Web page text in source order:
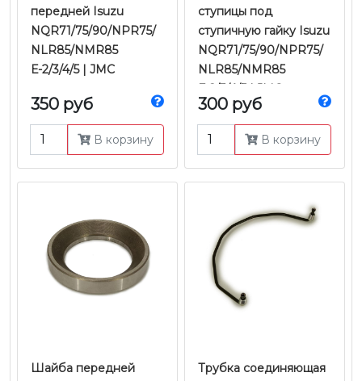
передней Isuzu
NQR71/75/90/NPR75/
NLR85/NMR85
Е-2/3/4/5 | JMC
350 руб
В корзину
ступицы под
ступичную гайку Isuzu
NQR71/75/90/NPR75/
NLR85/NMR85
Е-2/3/4/5 | JMC
300 руб
В корзину
Шайба передней
Трубка соединяющая